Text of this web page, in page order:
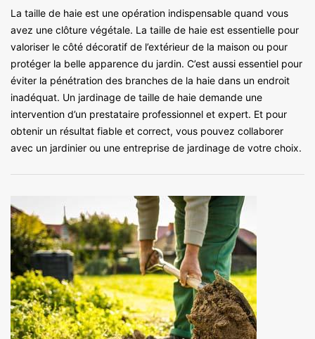
La taille de haie est une opération indispensable quand vous
avez une clôture végétale. La taille de haie est essentielle pour
valoriser le côté décoratif de l’extérieur de la maison ou pour
protéger la belle apparence du jardin. C’est aussi essentiel pour
éviter la pénétration des branches de la haie dans un endroit
inadéquat. Un jardinage de taille de haie demande une
intervention d’un prestataire professionnel et expert. Et pour
obtenir un résultat fiable et correct, vous pouvez collaborer
avec un jardinier ou une entreprise de jardinage de votre choix.